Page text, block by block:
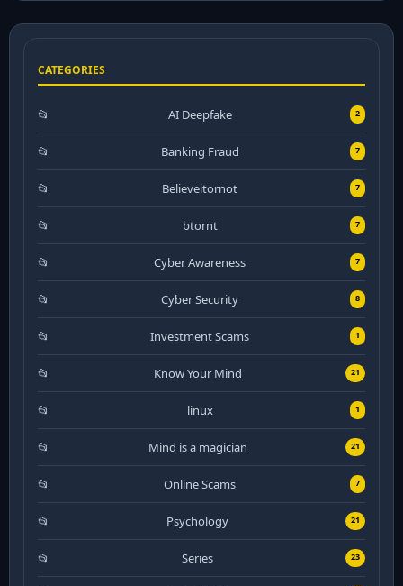
CATEGORIES
AI Deepfake 2
Banking Fraud 7
Believeitornot 7
btornt 7
Cyber Awareness 7
Cyber Security 8
Investment Scams 1
Know Your Mind 21
linux 1
Mind is a magician 21
Online Scams 7
Psychology 21
Series 23